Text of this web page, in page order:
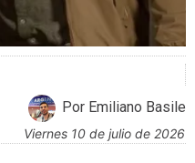
Por Emiliano Basile
viernes 10 de julio de 2026